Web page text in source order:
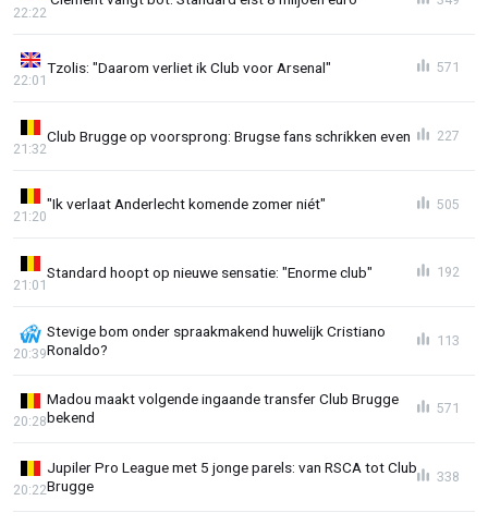
22:22
Tzolis: "Daarom verliet ik Club voor Arsenal"
22:01
571
Club Brugge op voorsprong: Brugse fans schrikken even
21:32
227
"Ik verlaat Anderlecht komende zomer niét"
21:20
505
Standard hoopt op nieuwe sensatie: "Enorme club"
21:01
192
Stevige bom onder spraakmakend huwelijk Cristiano
Ronaldo?
20:39
113
Madou maakt volgende ingaande transfer Club Brugge
bekend
20:28
571
Jupiler Pro League met 5 jonge parels: van RSCA tot Club
Brugge
20:22
338